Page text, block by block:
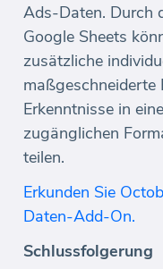
Ads-Daten. Durch
Google Sheets
zusätzliche
maßgeschneiderte
Erkenntnisse in
zugänglichen
teilen.
Erkunden Sie
Daten-Add-On.
Schlussfolgerung